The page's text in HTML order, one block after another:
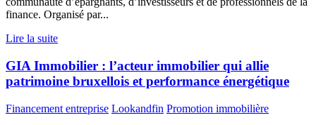
finance. Organisé par...
Lire la suite
GIA Immobilier : l’acteur immobilier qui allie
patrimoine bruxellois et performance énergétique
Financement entreprise Lookandfin Promotion immobilière